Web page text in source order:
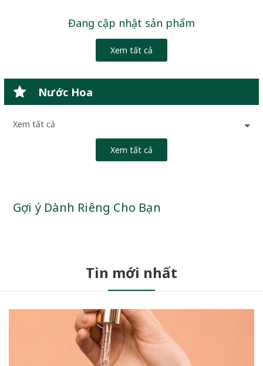
Đang cập nhật sản phẩm
Xem tất cả
Nước Hoa
Xem tất cả
Xem tất cả
Gợi ý Dành Riêng Cho Bạn
Tin mới nhất